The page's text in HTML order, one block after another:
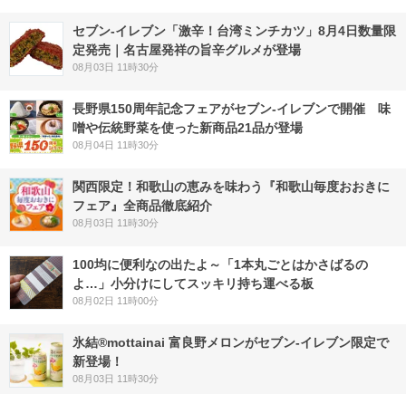
セブン-イレブン「激辛！台湾ミンチカツ」8月4日数量限
定発売｜名古屋発祥の旨辛グルメが登場
08月03日 11時30分
長野県150周年記念フェアがセブン-イレブンで開催 味
噌や伝統野菜を使った新商品21品が登場
08月04日 11時30分
関西限定！和歌山の恵みを味わう『和歌山毎度おおきに
フェア』全商品徹底紹介
08月03日 11時30分
100均に便利なの出たよ～「1本丸ごとはかさばるの
よ…」小分けにしてスッキリ持ち運べる板
08月02日 11時00分
氷結®mottainai 富良野メロンがセブン‐イレブン限定で
新登場！
08月03日 11時30分